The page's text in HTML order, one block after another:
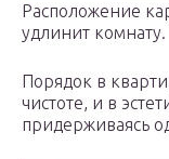
Расположение
удлинит комнату.
Порядок в
чистоте, и в
придерживаясь